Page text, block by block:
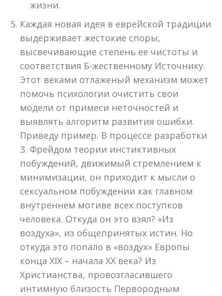
жизни.
Каждая новая идея в еврейской традиции
выдерживает жестокие споры,
высвечивающие степень ее чистоты и
соответствия Б-жественному Источнику.
Этот веками отлаженый механизм может
помочь психологии очистить свои
модели от примеси неточностей и
выявлять алгоритм развития ошибки.
Приведу пример. В процессе разработки
З. Фрейдом теории инстиктивных
побуждений, движимый стремлением к
минимизации, он приходит к мысли о
сексуальном побуждении как главном
внутреннем мотиве всех поступков
человека. Откуда он это взял? «Из
воздуха», из общепринятых истин. Но
откуда это попало в «воздух» Европы
конца XIX – начала XX века? Из
Христианства, провозгласившего
интимную близость Первородным